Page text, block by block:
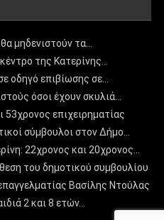
μηδενιστούν τα…
της Κατερίνης…
οδηγό επιβίωσης σε…
όσοι έχουν σκυλιά…
53χρονος επιχειρηματίας
σύμβουλοι στον Δήμο…
22χρονος και 20χρονος…
του δημοτικού συμβουλίου
Βασίλης Ντούλας
2 και 8 ετών…